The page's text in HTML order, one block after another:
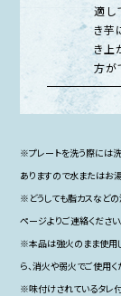
適し
き芋
き上
方が
※プレートを洗う際には
ありますので水またはお湯
※どうしても脂カスなど
ページよりご連絡ください
※本品は強火のまま使用し
ら、消火や弱火でご使用く
※味付けされているタレ